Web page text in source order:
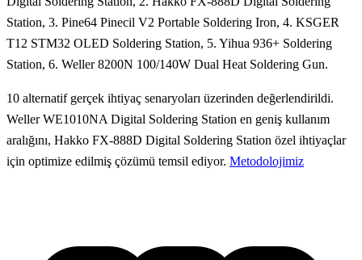
Station, 3. Pine64 Pinecil V2 Portable Soldering Iron, 4. KSGER
T12 STM32 OLED Soldering Station, 5. Yihua 936+ Soldering
Station, 6. Weller 8200N 100/140W Dual Heat Soldering Gun.
10 alternatif gerçek ihtiyaç senaryoları üzerinden değerlendirildi.
Weller WE1010NA Digital Soldering Station en geniş kullanım
aralığını, Hakko FX-888D Digital Soldering Station özel ihtiyaçlar
için optimize edilmiş çözümü temsil ediyor. Metodolojimiz